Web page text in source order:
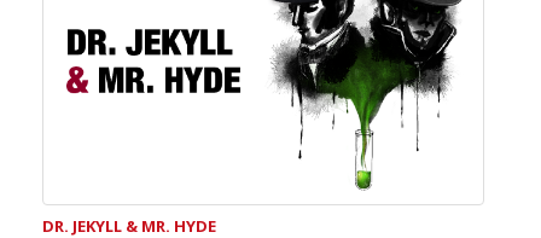
DR. JEKYLL & MR. HYDE